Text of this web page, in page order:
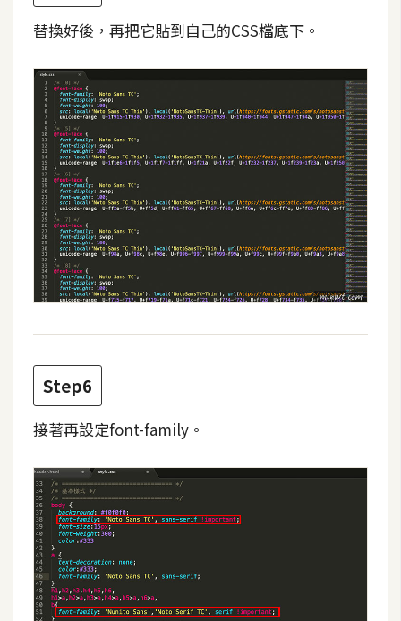
S
O
工
具
免
費
空
間
設
計
H
M
L
/
C
替換好後，再把它貼到自己的CSS檔底下。
Step6
接著再設定font-family。